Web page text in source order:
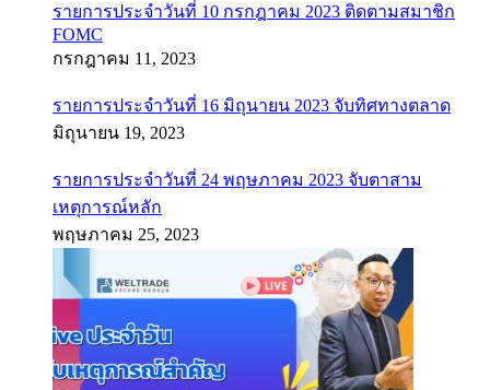
รายการประจำวันที่ 10 กรกฎาคม 2023 ติดตามสมาชิก
FOMC
กรกฎาคม 11, 2023
รายการประจำวันที่ 16 มิถุนายน 2023 จับทิศทางตลาด
มิถุนายน 19, 2023
รายการประจำวันที่ 24 พฤษภาคม 2023 จับตาสาม
เหตุการณ์หลัก
พฤษภาคม 25, 2023